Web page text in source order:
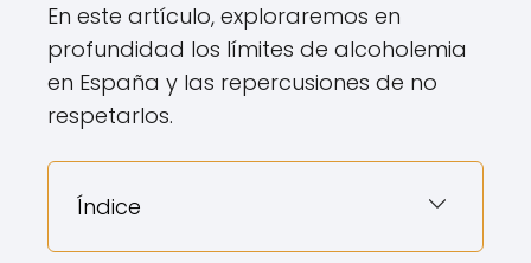
En este artículo, exploraremos en
profundidad los límites de alcoholemia
en España y las repercusiones de no
respetarlos.
Índice